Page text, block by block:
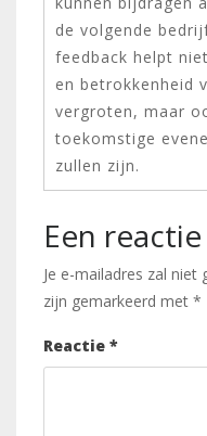
de volgende
feedback helpt
en betrokkenheid
vergroten, maar
toekomstige
zullen zijn.
Een
Je e-mailadres zal niet
zijn gemarkeerd met *
Reactie *